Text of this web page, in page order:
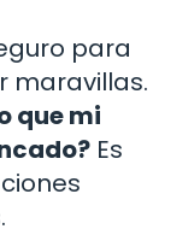
para
maravillas.
que mi
Es